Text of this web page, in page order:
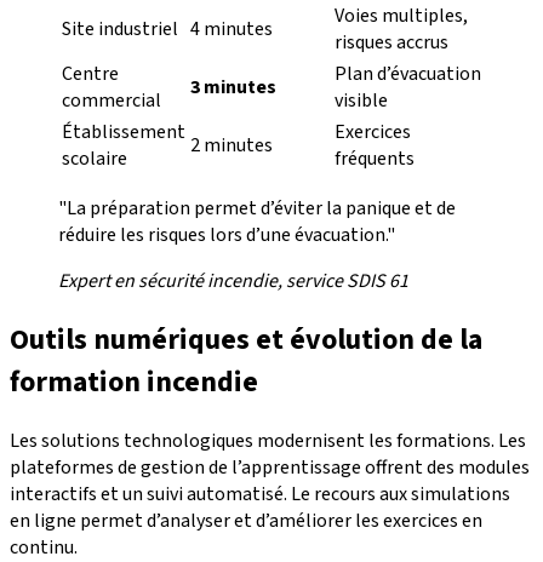
Site industriel 4 minutes
Voies multiples,
risques accrus
Centre
commercial
3 minutes
Plan d’évacuation
visible
Établissement
scolaire
2 minutes
Exercices
fréquents
"La préparation permet d’éviter la panique et de
réduire les risques lors d’une évacuation."
Expert en sécurité incendie, service SDIS 61
Outils numériques et évolution de la
formation incendie
Les solutions technologiques modernisent les formations. Les
plateformes de gestion de l’apprentissage offrent des modules
interactifs et un suivi automatisé. Le recours aux simulations
en ligne permet d’analyser et d’améliorer les exercices en
continu.